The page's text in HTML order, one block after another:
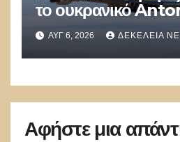
το ουκρανικό
στο οποίο
Λειψία»
ΑΥΓ 6, 2026 ΔΕΚΈΛΕΙΑ
Αφήστε μια